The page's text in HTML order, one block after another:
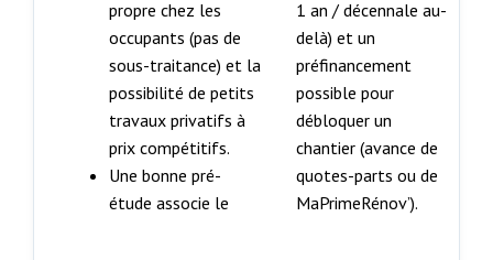
propre chez les
occupants (pas de
sous-traitance) et la
possibilité de petits
travaux privatifs à
prix compétitifs.
Une bonne pré-
étude associe le
1 an / décennale au-
delà) et un
préfinancement
possible pour
débloquer un
chantier (avance de
quotes-parts ou de
MaPrimeRénov’).